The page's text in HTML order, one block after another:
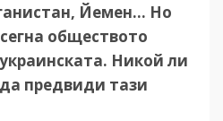
Йемен… Но
обществото
Никой ли
предвиди тази